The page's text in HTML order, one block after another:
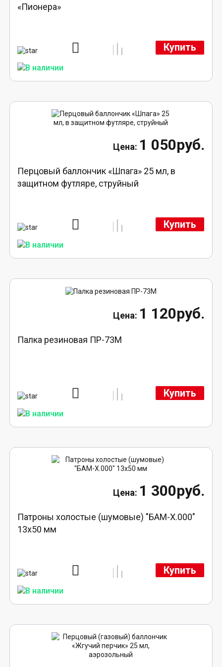
«Пионера»
Купить
1 050руб.
Перцовый баллончик «Шпага» 25 мл, в
защитном футляре, струйный
Купить
1 120руб.
Палка резиновая ПР-73М
Купить
1 300руб.
Патроны холостые (шумовые) "БАМ-Х.000"
13х50 мм
Купить